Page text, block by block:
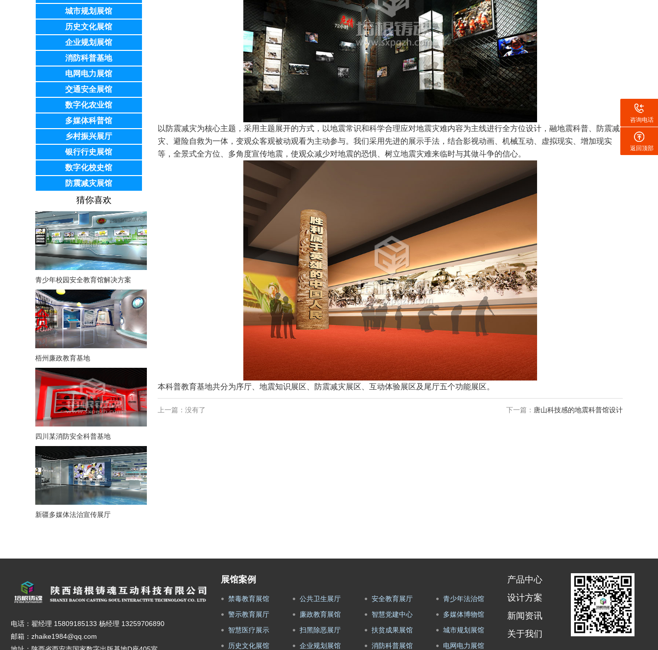
城市规划展馆
历史文化展馆
企业规划展馆
消防科普基地
电网电力展馆
交通安全展馆
数字化农业馆
多媒体科普馆
乡村振兴展厅
银行行史展馆
数字化校史馆
防震减灾展馆
猜你喜欢
青少年校园安全教育馆解决方案
梧州廉政教育基地
四川某消防安全科普基地
新疆多媒体法治宣传展厅
以防震减灾为核心主题，采用主题展开的方式，以地震常识和科学合理应对地震灾难内容为主线进行全方位设计，融地震科普、防震减
灾、避险自救为一体，变观众客观被动观看为主动参与。我们采用先进的展示手法，结合影视动画、机械互动、虚拟现实、增加现实
等，全景式全方位、多角度宣传地震，使观众减少对地震的恐惧、树立地震灾难来临时与其做斗争的信心。
本科普教育基地共分为序厅、地震知识展区、防震减灾展区、互动体验展区及尾厅五个功能展区。
上一篇：没有了 下一篇： 唐山科技感的地震科普馆设计
咨询电话
返回顶部
电话：翟经理 15809185133 杨经理 13259706890
邮箱：zhaike1984@qq.com
展馆案例
禁毒教育展馆 公共卫生展厅 安全教育展厅
青少年法治馆
警示教育展厅
廉政教育展馆 智慧党建中心
多媒体博物馆
智慧医疗展示
扫黑除恶展厅 扶贫成果展馆
城市规划展馆
历史文化展馆
企业规划展馆 消防科普展馆 电网电力展馆
产品中心
设计方案
新闻资讯
关于我们